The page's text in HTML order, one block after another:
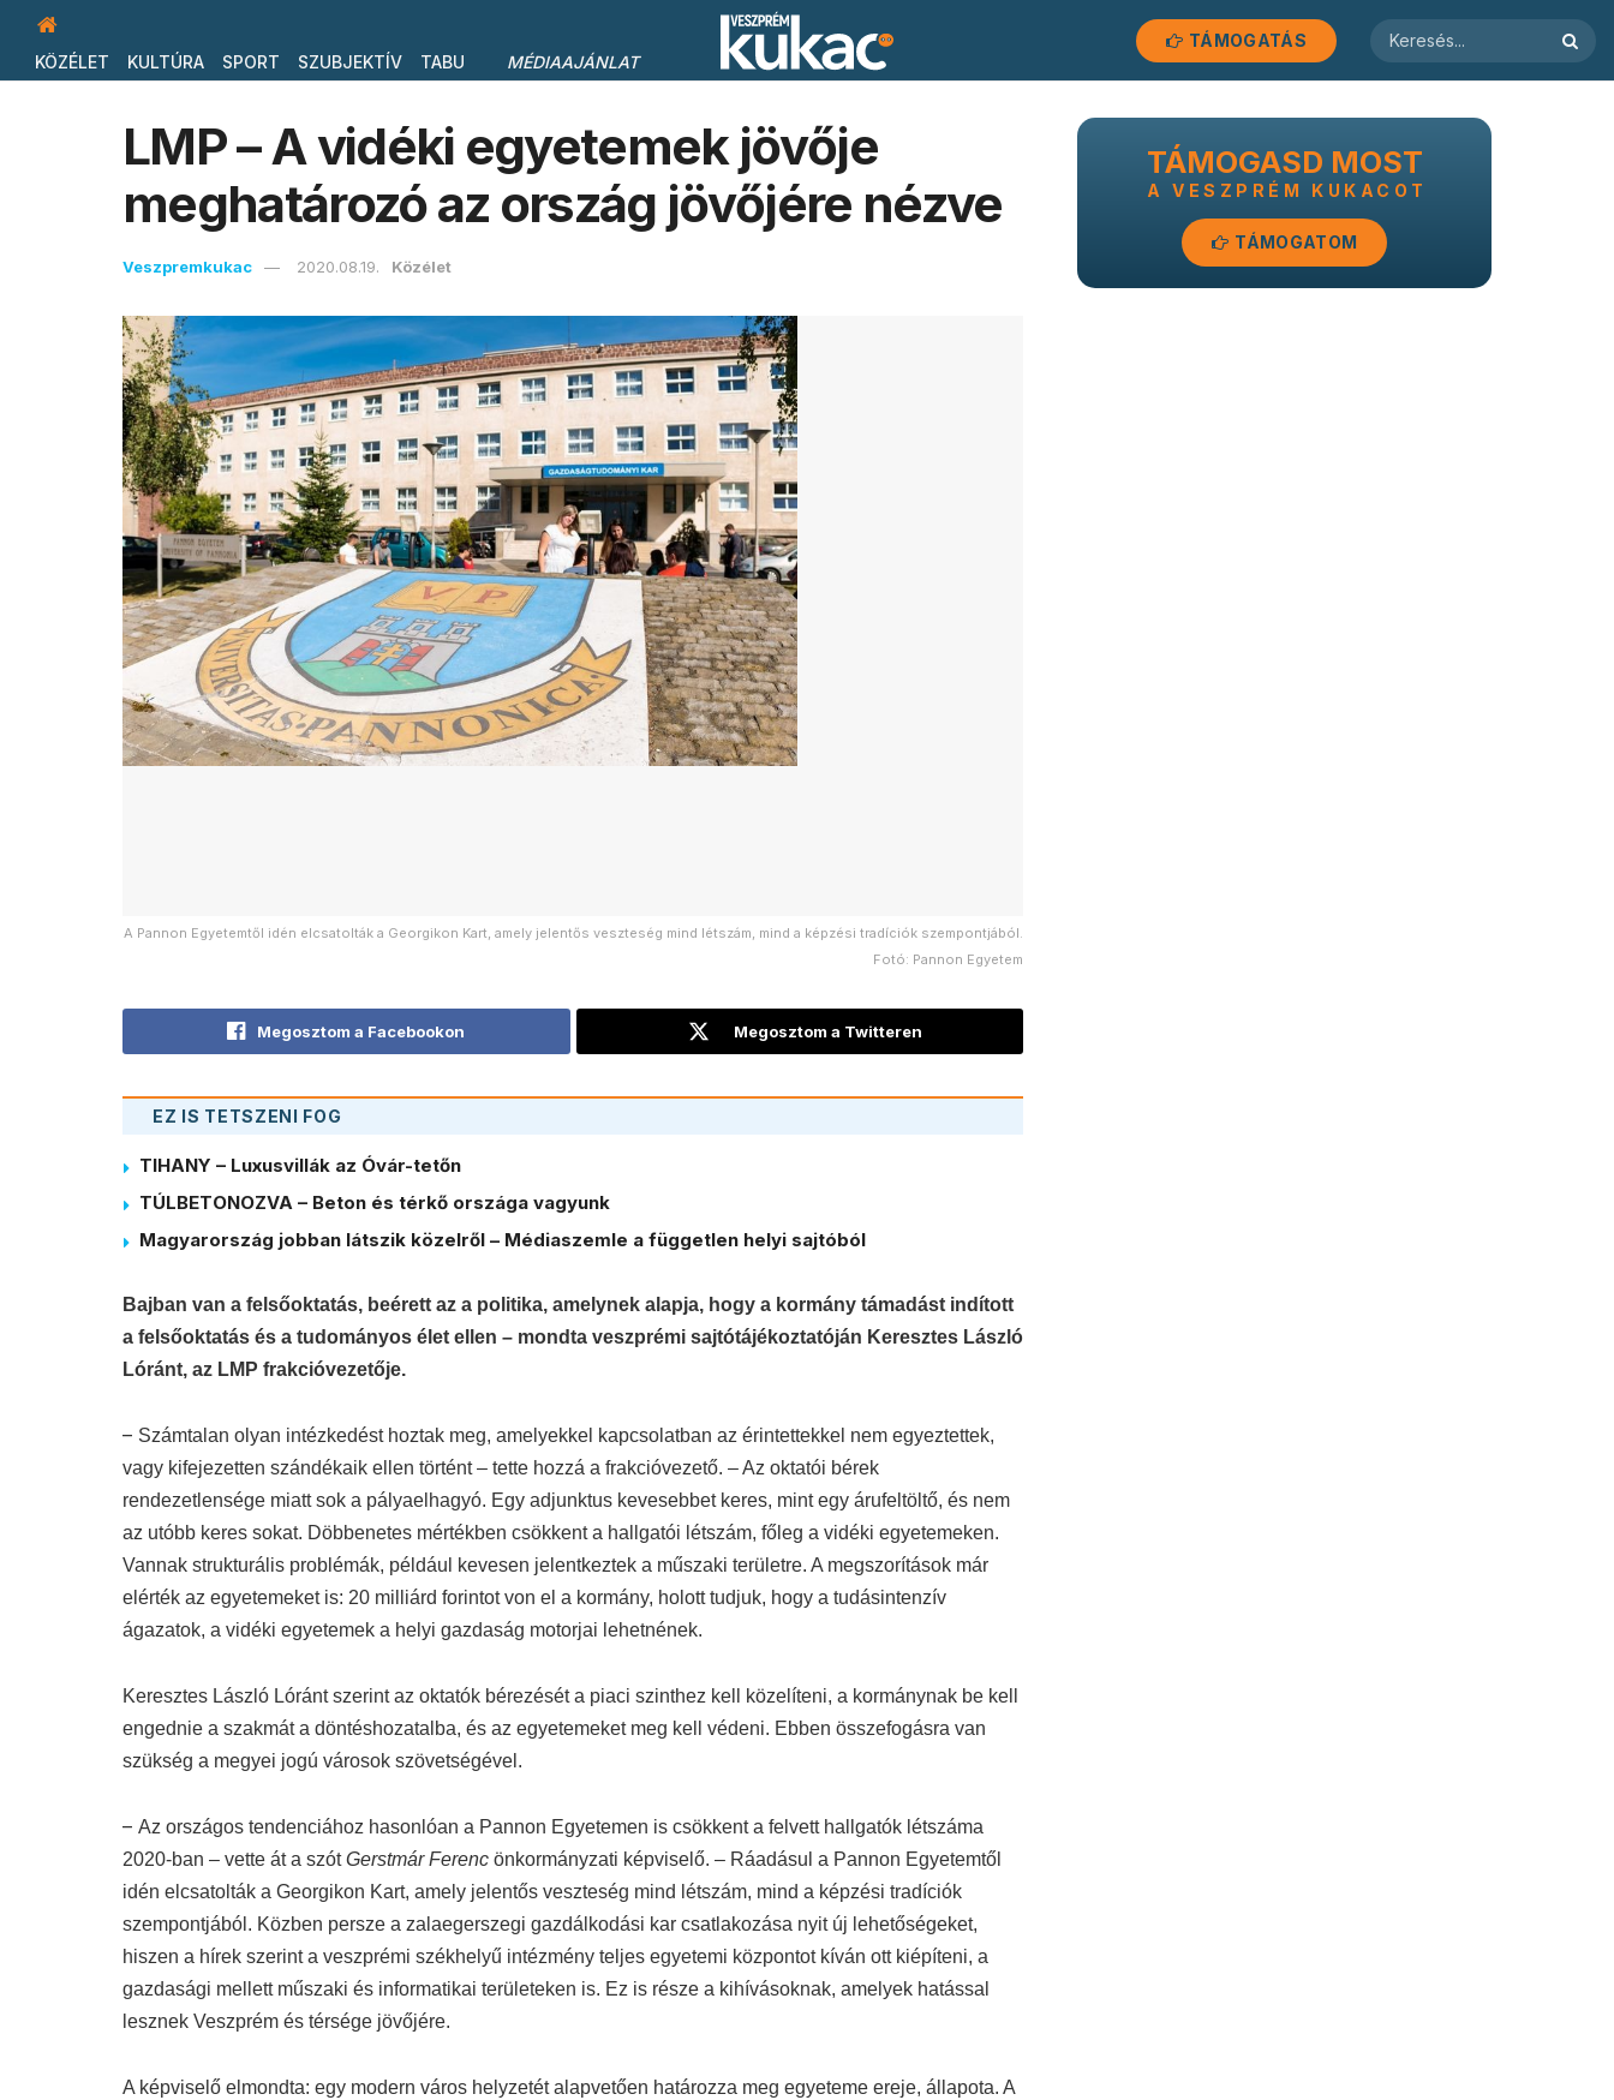
KÖZÉLET KULTÚRA SPORT SZUBJEKTÍV TABU MÉDIAAJÁNLAT
TÁMOGATÁS
LMP – A vidéki egyetemek jövője
meghatározó az ország jövőjére nézve
Veszpremkukac 2020.08.19. Közélet
A Pannon Egyetemtől idén elcsatolták a Georgikon Kart, amely jelentős veszteség mind létszám, mind a képzési tradíciók szempontjából.
Fotó: Pannon Egyetem
Megosztom a Facebookon Megosztom a Twitteren
EZ IS TETSZENI FOG
TIHANY – Luxusvillák az Óvár-tetőn
TÚLBETONOZVA – Beton és térkő országa vagyunk
Magyarország jobban látszik közelről – Médiaszemle a független helyi sajtóból
Bajban van a felsőoktatás, beérett az a politika, amelynek alapja, hogy a kormány támadást indított
a felsőoktatás és a tudományos élet ellen – mondta veszprémi sajtótájékoztatóján Keresztes László
Lóránt, az LMP frakcióvezetője.
– Számtalan olyan intézkedést hoztak meg, amelyekkel kapcsolatban az érintettekkel nem egyeztettek,
vagy kifejezetten szándékaik ellen történt – tette hozzá a frakcióvezető. – Az oktatói bérek
rendezetlensége miatt sok a pályaelhagyó. Egy adjunktus kevesebbet keres, mint egy árufeltöltő, és nem
az utóbb keres sokat. Döbbenetes mértékben csökkent a hallgatói létszám, főleg a vidéki egyetemeken.
Vannak strukturális problémák, például kevesen jelentkeztek a műszaki területre. A megszorítások már
elérték az egyetemeket is: 20 milliárd forintot von el a kormány, holott tudjuk, hogy a tudásintenzív
ágazatok, a vidéki egyetemek a helyi gazdaság motorjai lehetnének.
Keresztes László Lóránt szerint az oktatók bérezését a piaci szinthez kell közelíteni, a kormánynak be kell
engednie a szakmát a döntéshozatalba, és az egyetemeket meg kell védeni. Ebben összefogásra van
szükség a megyei jogú városok szövetségével.
– Az országos tendenciához hasonlóan a Pannon Egyetemen is csökkent a felvett hallgatók létszáma
2020-ban – vette át a szótGerstmár Ferenc önkormányzati képviselő. – Ráadásul a Pannon Egyetemtől
idén elcsatolták a Georgikon Kart, amely jelentős veszteség mind létszám, mind a képzési tradíciók
szempontjából. Közben persze a zalaegerszegi gazdálkodási kar csatlakozása nyit új lehetőségeket,
hiszen a hírek szerint a veszprémi székhelyű intézmény teljes egyetemi központot kíván ott kiépíteni, a
gazdasági mellett műszaki és informatikai területeken is. Ez is része a kihívásoknak, amelyek hatással
lesznek Veszprém és térsége jövőjére.
A képviselő elmondta: egy modern város helyzetét alapvetően határozza meg egyeteme ereje, állapota. A
TÁMOGASD MOST
A VESZPRÉM KUKACOT
TÁMOGATOM